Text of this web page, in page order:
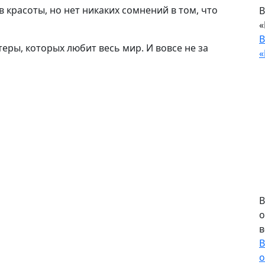
но нет никаких сомнений в том, что
которых любит весь мир. И вовсе не за